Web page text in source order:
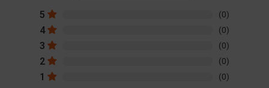
5 (0)
4 (0)
3 (0)
2 (0)
1 (0)